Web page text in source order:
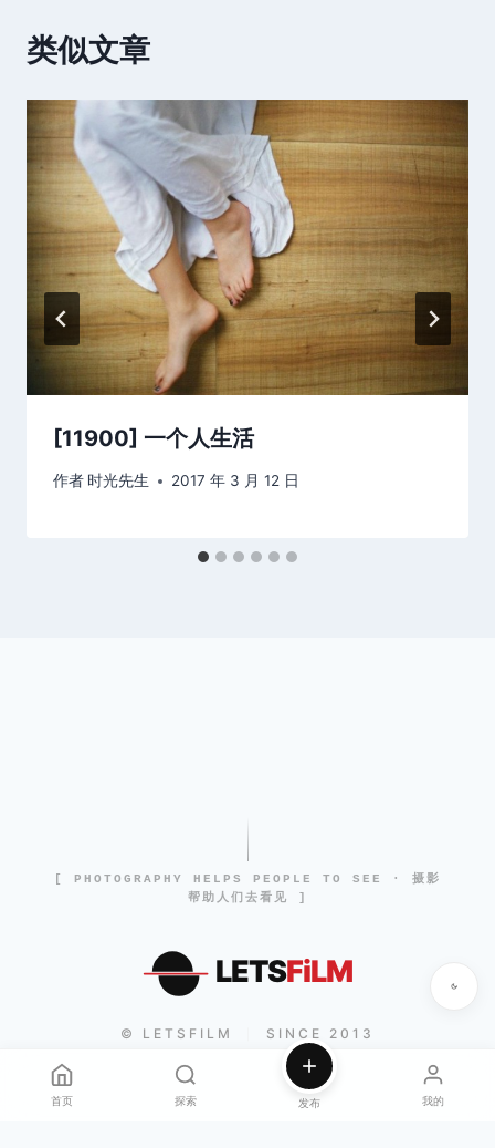
类似文章
[11900] 一个人生活
作者 时光先生 2017 年 3 月 12 日
[ PHOTOGRAPHY HELPS PEOPLE TO SEE · 摄影
帮助人们去看见 ]
LETSFiLM
© LETSFILM SINCE 2013
首页 探索 发布 我的